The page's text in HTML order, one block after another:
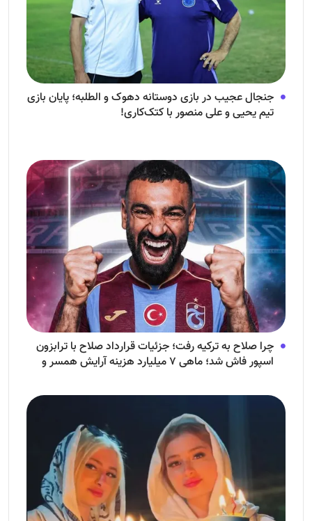
جنجال عجیب در بازی دوستانه دهوک و الطلبه؛ پایان بازی
تیم یحیی و علی منصور با کتک‌کاری!
چرا صلاح به ترکیه رفت؛ جزئیات قرارداد صلاح با ترابزون
اسپور فاش شد؛ ماهی ۷ میلیارد هزینه آرایش همسر و